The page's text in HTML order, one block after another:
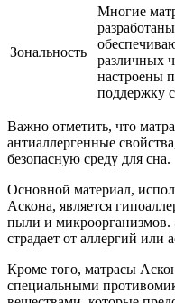
Зональность
Многие
различных
настроены
поддержку
Важно отметить, что
антиаллергенные
безопасную среду для сна.
Основной материал,
Аскона, является
пыли и микроорганизмов.
страдает от аллергий или
Кроме того, матрасы
специальными